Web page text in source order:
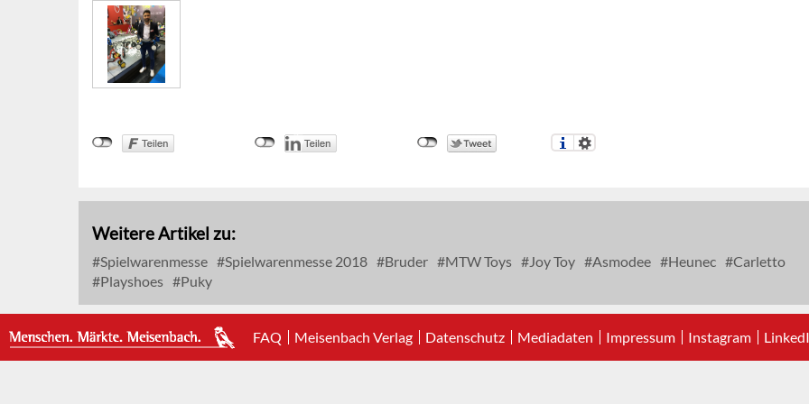
Weitere Artikel zu:
Spielwarenmesse Spielwarenmesse 2018 Bruder MTW Toys Joy Toy Asmodee Heunec
Carletto
Playshoes
Puky
FAQ Meisenbach Verlag Datenschutz Mediadaten Impressum Instagram